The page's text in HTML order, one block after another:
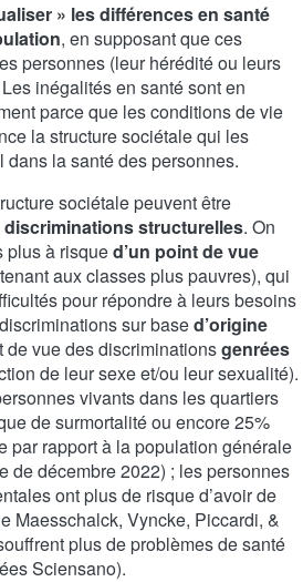
» les différences en santé
, en supposant que ces
personnes (leur hérédité ou leurs
inégalités en santé sont en
parce que les conditions de vie
la structure sociétale qui les
la santé des personnes.
sociétale peuvent être
discriminations structurelles. On
plus à risqued’un point de vue
aux classes plus pauvres), qui
pour répondre à leurs besoins
sur based’origine
de vue des discriminationsgenrées
de leur sexe et/ou leur sexualité).
vivants dans les quartiers
de surmortalité ou encore 25%
par rapport à la population générale
de décembre 2022) ; les personnes
ont plus de risque d’avoir de
Maesschalck, Vyncke, Piccardi, &
plus de problèmes de santé
Sciensano).